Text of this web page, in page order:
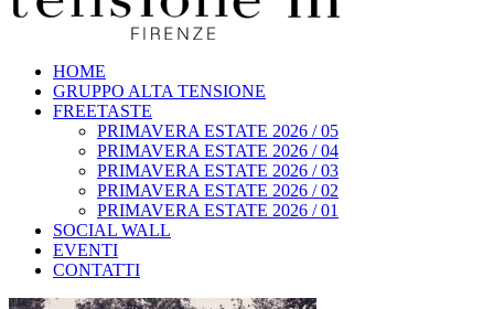
HOME
GRUPPO ALTA TENSIONE
FREETASTE
PRIMAVERA ESTATE 2026 / 05
PRIMAVERA ESTATE 2026 / 04
PRIMAVERA ESTATE 2026 / 03
PRIMAVERA ESTATE 2026 / 02
PRIMAVERA ESTATE 2026 / 01
SOCIAL WALL
EVENTI
CONTATTI